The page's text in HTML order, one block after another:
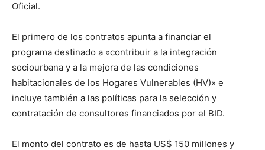
Oficial.
El primero de los contratos apunta a financiar el
programa destinado a «contribuir a la integración
sociourbana y a la mejora de las condiciones
habitacionales de los Hogares Vulnerables (HV)» e
incluye también a las políticas para la selección y
contratación de consultores financiados por el BID.
El monto del contrato es de hasta US$ 150 millones y